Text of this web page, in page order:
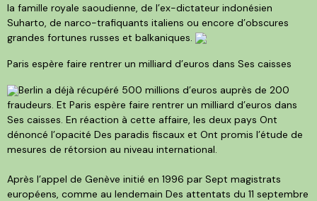
la famille royale saoudienne, de l’ex-dictateur indonésien
Suharto, de narco-trafiquants italiens ou encore d’obscures
grandes fortunes russes et balkaniques.
Paris espère faire rentrer un milliard d’euros dans Ses caisses
Berlin a déjà récupéré 500 millions d’euros auprès de 200
fraudeurs. Et Paris espère faire rentrer un milliard d’euros dans
Ses caisses. En réaction à cette affaire, les deux pays Ont
dénoncé l’opacité Des paradis fiscaux et Ont promis l’étude de
mesures de rétorsion au niveau international.
Après l’appel de Genève initié en 1996 par Sept magistrats
européens, comme au lendemain Des attentats du 11 septembre